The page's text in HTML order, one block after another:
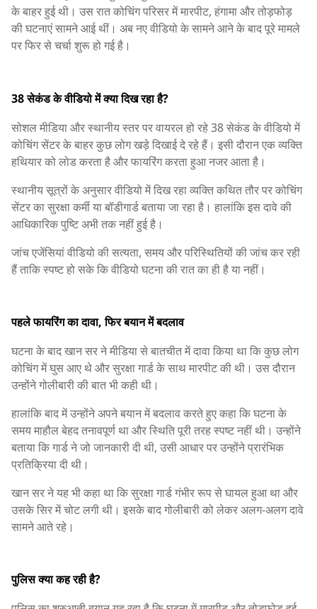
के बाहर हुई थी। उस रात कोचिंग परिसर में मारपीट, हंगामा और तोड़फोड़
की घटनाएं सामने आई थीं। अब नए वीडियो के सामने आने के बाद पूरे मामले
पर फिर से चर्चा शुरू हो गई है।
38 सेकंड के वीडियो में क्या दिख रहा है?
सोशल मीडिया और स्थानीय स्तर पर वायरल हो रहे 38 सेकंड के वीडियो में
कोचिंग सेंटर के बाहर कुछ लोग खड़े दिखाई दे रहे हैं। इसी दौरान एक व्यक्ति
हथियार को लोड करता है और फायरिंग करता हुआ नजर आता है।
स्थानीय सूत्रों के अनुसार वीडियो में दिख रहा व्यक्ति कथित तौर पर कोचिंग
सेंटर का सुरक्षा कर्मी या बॉडीगार्ड बताया जा रहा है। हालांकि इस दावे की
आधिकारिक पुष्टि अभी तक नहीं हुई है।
जांच एजेंसियां वीडियो की सत्यता, समय और परिस्थितियों की जांच कर रही
हैं ताकि स्पष्ट हो सके कि वीडियो घटना की रात का ही है या नहीं।
पहले फायरिंग का दावा, फिर बयान में बदलाव
घटना के बाद खान सर ने मीडिया से बातचीत में दावा किया था कि कुछ लोग
कोचिंग में घुस आए थे और सुरक्षा गार्ड के साथ मारपीट की थी। उस दौरान
उन्होंने गोलीबारी की बात भी कही थी।
हालांकि बाद में उन्होंने अपने बयान में बदलाव करते हुए कहा कि घटना के
समय माहौल बेहद तनावपूर्ण था और स्थिति पूरी तरह स्पष्ट नहीं थी। उन्होंने
बताया कि गार्ड ने जो जानकारी दी थी, उसी आधार पर उन्होंने प्रारंभिक
प्रतिक्रिया दी थी।
खान सर ने यह भी कहा था कि सुरक्षा गार्ड गंभीर रूप से घायल हुआ था और
उसके सिर में चोट लगी थी। इसके बाद गोलीबारी को लेकर अलग-अलग दावे
सामने आते रहे।
पुलिस क्या कह रही है?